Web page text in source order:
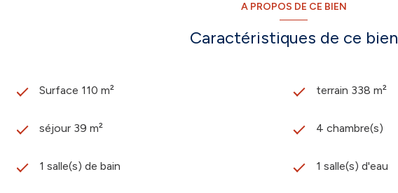
A PROPOS DE CE BIEN
Caractéristiques de ce bien
Surface 110 m² terrain 338 m²
séjour 39 m² 4 chambre(s)
1 salle(s) de bain 1 salle(s) d'eau